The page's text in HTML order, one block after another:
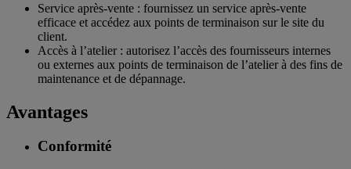
Service après-vente : fournissez un service après-vente
efficace et accédez aux points de terminaison sur le site du
client.
Accès à l’atelier : autorisez l’accès des fournisseurs internes
ou externes aux points de terminaison de l’atelier à des fins de
maintenance et de dépannage.
Avantages
Conformité